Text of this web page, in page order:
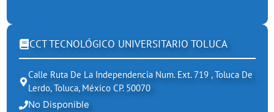
CCT TECNOLÓGICO UNIVERSITARIO TOLUCA
Calle Ruta De La Independencia Num. Ext. 719 , Toluca De
Lerdo, Toluca, México CP. 50070
No Disponible